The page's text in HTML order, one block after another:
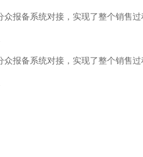
众报备系统对接，实现了整个销售
众报备系统对接，实现了整个销售